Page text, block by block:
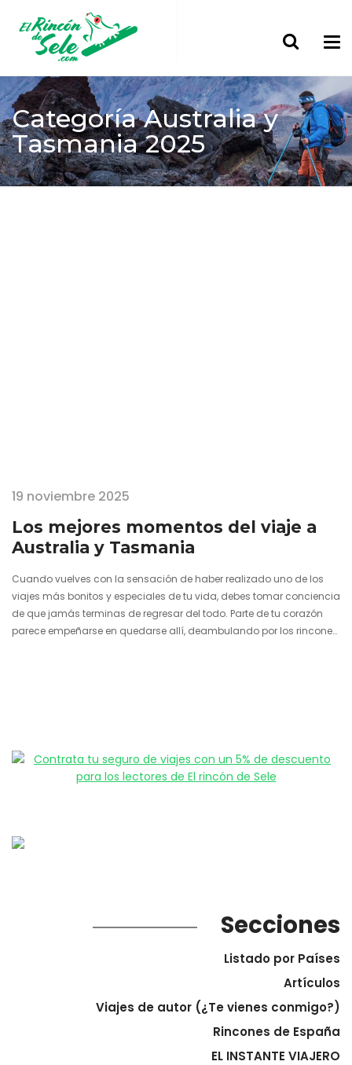
CategoríaAustralia y
Tasmania 2025
19 noviembre 2025
Los mejores momentos del viaje a
Australia y Tasmania
Cuando vuelves con la sensación de haber realizado uno de los
viajes más bonitos y especiales de tu vida, debes tomar conciencia
de que jamás terminas de regresar del todo. Parte de tu corazón
parece empeñarse en quedarse allí, deambulando por los rincones
Secciones
Listado por Países
Artículos
Viajes de autor (¿Te vienes conmigo?)
Rincones de España
EL INSTANTE VIAJERO